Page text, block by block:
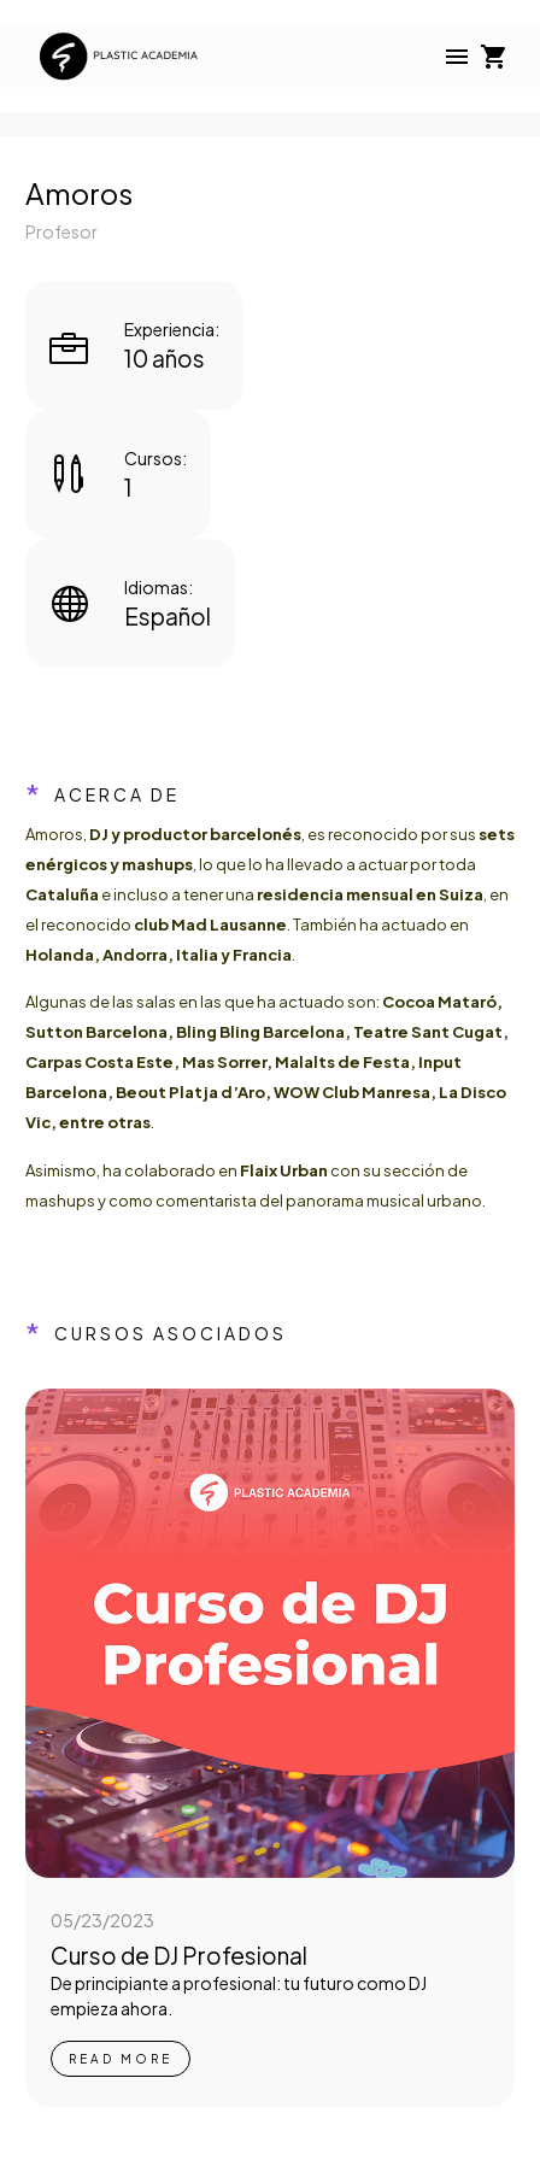
Amoros
Profesor

 Experiencia:
10 años

 Cursos:
1

 Idiomas:
Español
* ACERCA DE
Amoros, DJ y productor barcelonés , es reconocido por sus sets
enérgicos y mashups , lo que lo ha llevado a actuar por toda
Cataluña e incluso a tener una residencia mensual en Suiza , en
el reconocido club Mad Lausanne . También ha actuado en
Holanda, Andorra, Italia y Francia
Algunas de las salas en las que ha actuado son: Cocoa Mataró,
Sutton Barcelona, Bling Bling Barcelona, Teatre Sant Cugat,
Carpas Costa Este, Mas Sorrer, Malalts de Festa, Input
Barcelona, Beout Platja d’Aro, WOW Club Manresa, La Disco
Vic, entre otras.
Asimismo, ha colaborado en Flaix Urban con su sección de
mashups y como comentarista del panorama musical urbano.
* CURSOS ASOCIADOS
05/23/2023
Curso de DJ Profesional
De principiante a profesional: tu futuro como DJ
empieza ahora.
READ MORE